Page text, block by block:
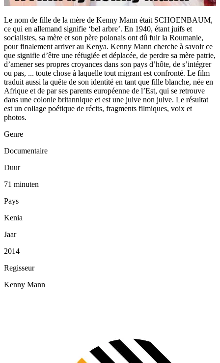
Le nom de fille de la mère de Kenny Mann était SCHOENBAUM,
ce qui en allemand signifie ‘bel arbre’. En 1940, étant juifs et
socialistes, sa mère et son père polonais ont dû fuir la Roumanie,
pour finalement arriver au Kenya. Kenny Mann cherche à savoir ce
que signifie d’être une réfugiée et déplacée, de perdre sa mère patrie,
d’amener ses propres croyances dans son pays d’hôte, de s’intégrer
ou pas, ... toute chose à laquelle tout migrant est confronté. Le film
traduit aussi la quête de son identité en tant que fille blanche, née en
Afrique et de par ses parents européenne de l’Est, qui se retrouve
dans une colonie britannique et est une juive non juive. Le résultat
est un collage poétique de récits, fragments filmiques, voix et
photos.
Genre
Documentaire
Duur
71 minuten
Pays
Kenia
Jaar
2014
Regisseur
Kenny Mann